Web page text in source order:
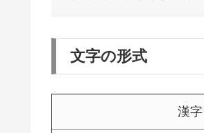
文字の形式
漢字